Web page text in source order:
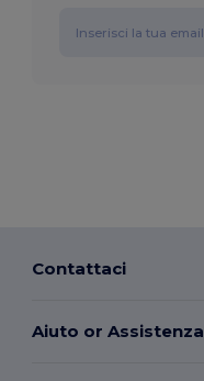
Contattaci
Aiuto or Assistenza